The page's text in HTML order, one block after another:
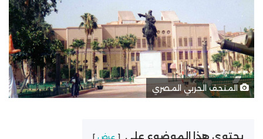
المتحف الحربي المصري
يحتوي هذا الموضوع على عرض